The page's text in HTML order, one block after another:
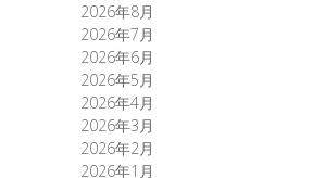
2026年8月
2026年7月
2026年6月
2026年5月
2026年4月
2026年3月
2026年2月
2026年1月